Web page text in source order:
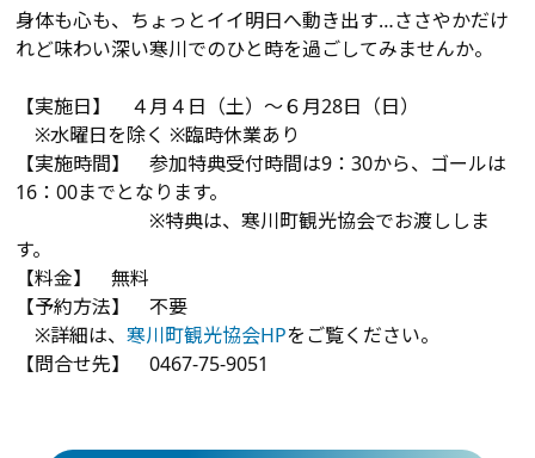
身体も心も、ちょっとイイ明日へ動き出す…ささやかだけ
れど味わい深い寒川でのひと時を過ごしてみませんか。
【実施日】 ４月４日（土）～６月28日（日）
※水曜日を除く ※臨時休業あり
【実施時間】参加特典受付時間は9：30から、ゴールは
16：00までとなります。
※特典は、寒川町観光協会でお渡ししま
す。
【料金】 無料
【予約方法】 不要
※詳細は、寒川町観光協会HPをご覧ください。
【問合せ先】 0467-75-9051